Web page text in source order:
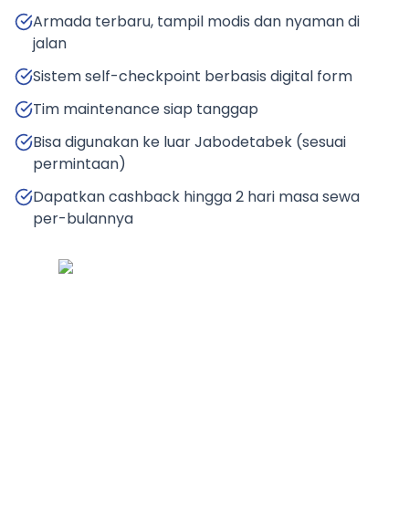
Armada terbaru, tampil modis dan nyaman di
jalan
Sistem self-checkpoint berbasis digital form
Tim maintenance siap tanggap
Bisa digunakan ke luar Jabodetabek (sesuai
permintaan)
Dapatkan cashback hingga 2 hari masa sewa
per-bulannya